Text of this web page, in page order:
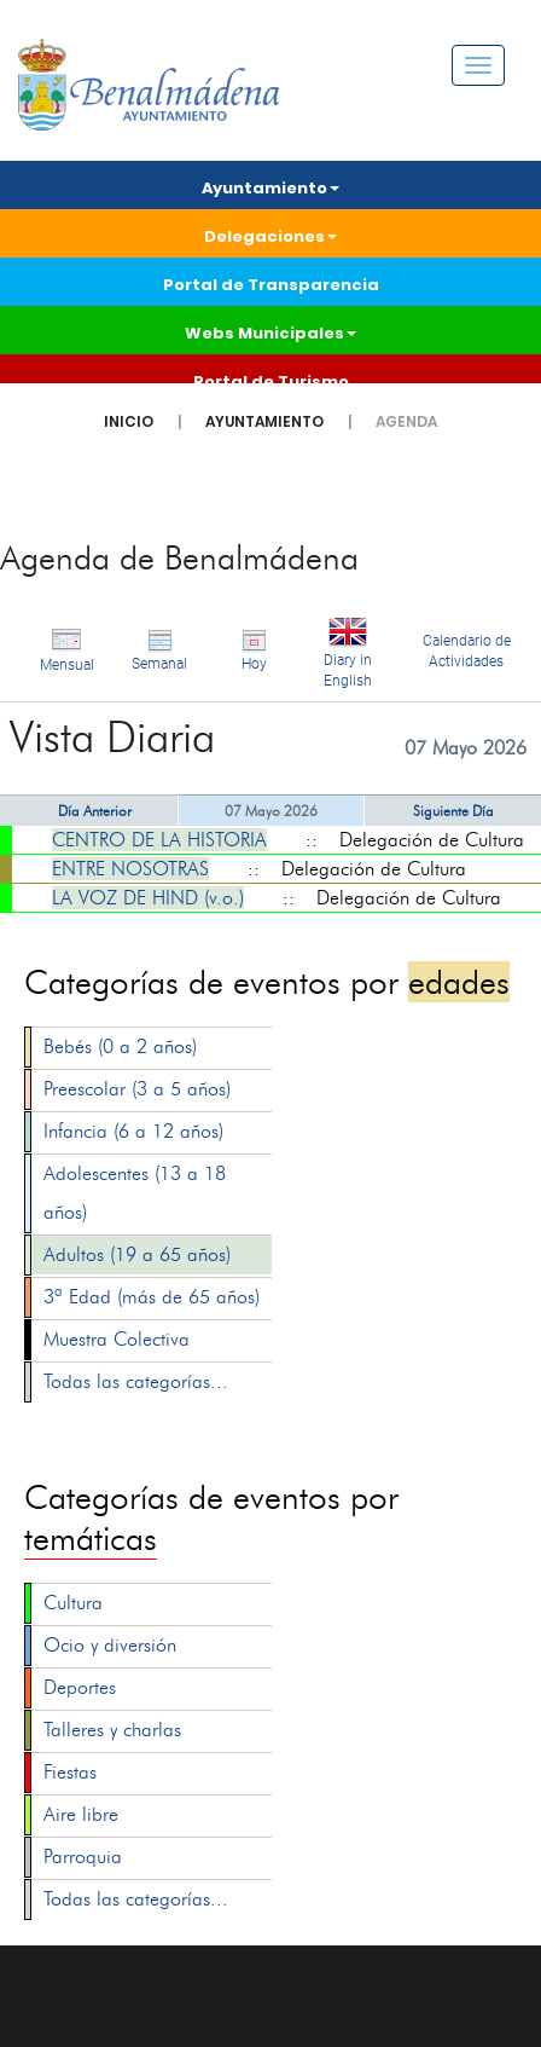
Menú
Ayuntamiento
Delegaciones
Portal de Transparencia
Webs Municipales
Portal de Turismo
INICIO AYUNTAMIENTO AGENDA
Agenda de Benalmádena
Mensual Semanal Hoy
Diary in
English
Calendario de
Actividades
Vista Diaria 07 Mayo 2026
Día Anterior 07 Mayo 2026 Siguiente Día
CENTRO DE LA HISTORIA
:: Delegación de Cultura
ENTRE NOSOTRAS
:: Delegación de Cultura
LA VOZ DE HIND (v.o.)
:: Delegación de Cultura
Categorías de eventos por edades
Bebés (0 a 2 años)
Preescolar (3 a 5 años)
Infancia (6 a 12 años)
Adolescentes (13 a 18
años)
Adultos (19 a 65 años)
3ª Edad (más de 65 años)
Muestra Colectiva
Todas las categorías...
Categorías de eventos por
temáticas
Cultura
Ocio y diversión
Deportes
Talleres y charlas
Fiestas
Aire libre
Parroquia
Todas las categorías...